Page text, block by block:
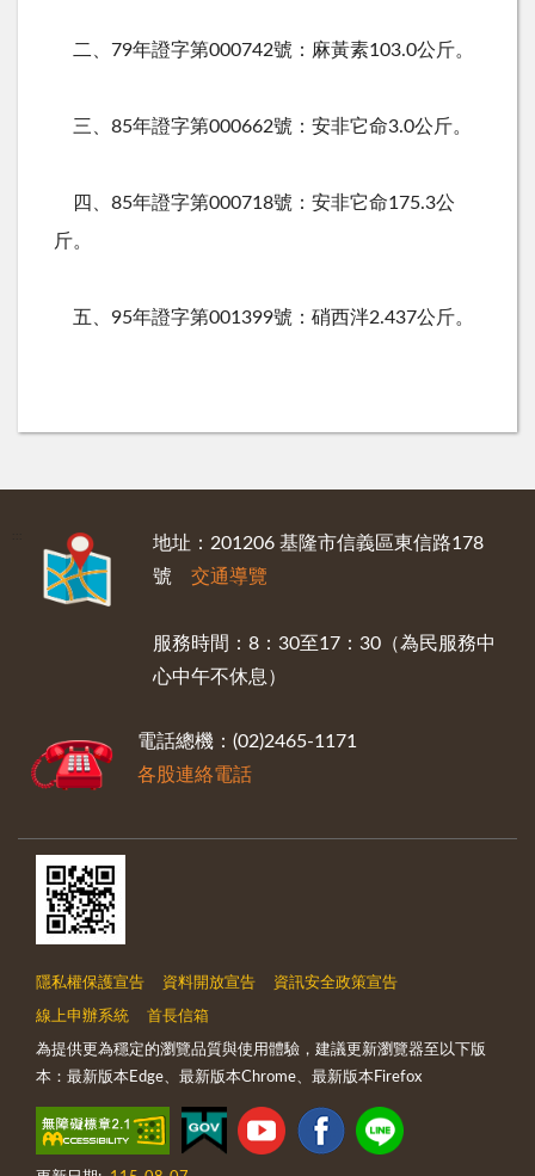
二、79年證字第000742號：麻黃素103.0公斤。
三、85年證字第000662號：安非它命3.0公斤。
四、85年證字第000718號：安非它命175.3公
斤。
五、95年證字第001399號：硝西泮2.437公斤。
地址：201206 基隆市信義區東信路178
號 交通導覽
服務時間：8：30至17：30（為民服務中
心中午不休息）
電話總機：(02)2465-1171
各股連絡電話
隱私權保護宣告 資料開放宣告 資訊安全政策宣告
線上申辦系統 首長信箱
為提供更為穩定的瀏覽品質與使用體驗，建議更新瀏覽器至以下版
本：最新版本Edge、最新版本Chrome、最新版本Firefox